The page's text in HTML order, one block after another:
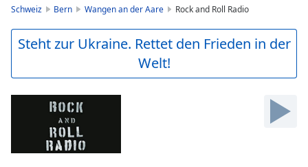
Play
Video
Skip
Schweiz Bern Wangen an der Aare Rock and Roll Radio
Steht zur Ukraine. Rettet den Frieden in der
Welt!